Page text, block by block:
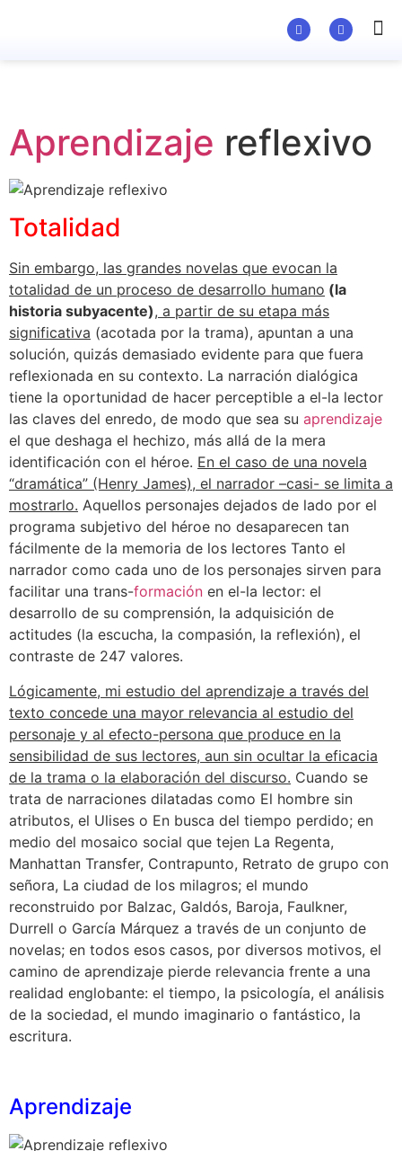
Aprendizaje reflexivo
Totalidad
Sin embargo, las grandes novelas que evocan la
totalidad de un proceso de desarrollo humano (la
historia subyacente), a partir de su etapa más
significativa (acotada por la trama), apuntan a una
solución, quizás demasiado evidente para que fuera
reflexionada en su contexto. La narración dialógica
tiene la oportunidad de hacer perceptible a el-la lector
las claves del enredo, de modo que sea su aprendizaje
el que deshaga el hechizo, más allá de la mera
identificación con el héroe. En el caso de una novela
“dramática” (Henry James), el narrador –casi- se limita a
mostrarlo. Aquellos personajes dejados de lado por el
programa subjetivo del héroe no desaparecen tan
fácilmente de la memoria de los lectores Tanto el
narrador como cada uno de los personajes sirven para
facilitar una trans-formación en el-la lector: el
desarrollo de su comprensión, la adquisición de
actitudes (la escucha, la compasión, la reflexión), el
contraste de 247 valores.
Lógicamente, mi estudio del aprendizaje a través del
texto concede una mayor relevancia al estudio del
personaje y al efecto-persona que produce en la
sensibilidad de sus lectores, aun sin ocultar la eficacia
de la trama o la elaboración del discurso. Cuando se
trata de narraciones dilatadas como El hombre sin
atributos, el Ulises o En busca del tiempo perdido; en
medio del mosaico social que tejen La Regenta,
Manhattan Transfer, Contrapunto, Retrato de grupo con
señora, La ciudad de los milagros; el mundo
reconstruido por Balzac, Galdós, Baroja, Faulkner,
Durrell o García Márquez a través de un conjunto de
novelas; en todos esos casos, por diversos motivos, el
camino de aprendizaje pierde relevancia frente a una
realidad englobante: el tiempo, la psicología, el análisis
de la sociedad, el mundo imaginario o fantástico, la
escritura.
Aprendizaje